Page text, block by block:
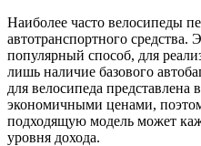
Наиболее часто велосипеды
автотранспортного
популярный способ, для
лишь наличие базового
для велосипеда представлена
экономичными ценами,
подходящую модель может
уровня дохода.